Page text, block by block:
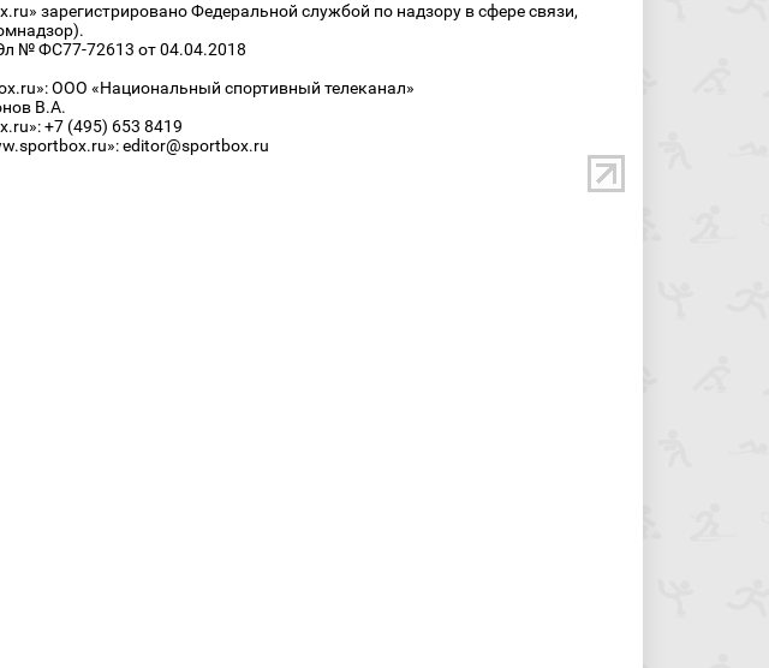
зарегистрировано Федеральной службой по надзору в сфере связи,
№ ФС77-72613 от 04.04.2018
ООО «Национальный спортивный телеканал»
В.А.
+7 (495) 653 8419
editor@sportbox.ru